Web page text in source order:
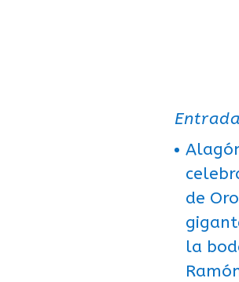
de
la